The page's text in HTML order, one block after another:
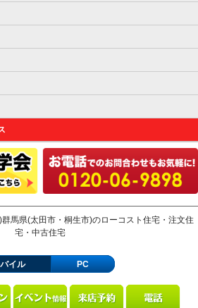
馬県(太田市・桐生市)のローコスト住宅・注文住
宅・中古住宅
イル PC